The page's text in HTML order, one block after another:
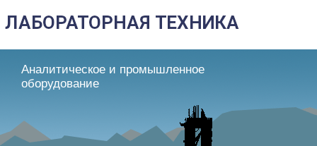
Аналитическое и промышленное
оборудование